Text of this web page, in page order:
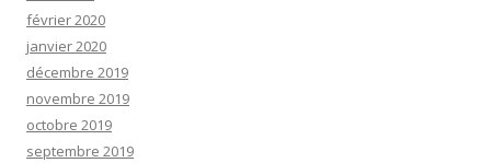
février 2020
janvier 2020
décembre 2019
novembre 2019
octobre 2019
septembre 2019